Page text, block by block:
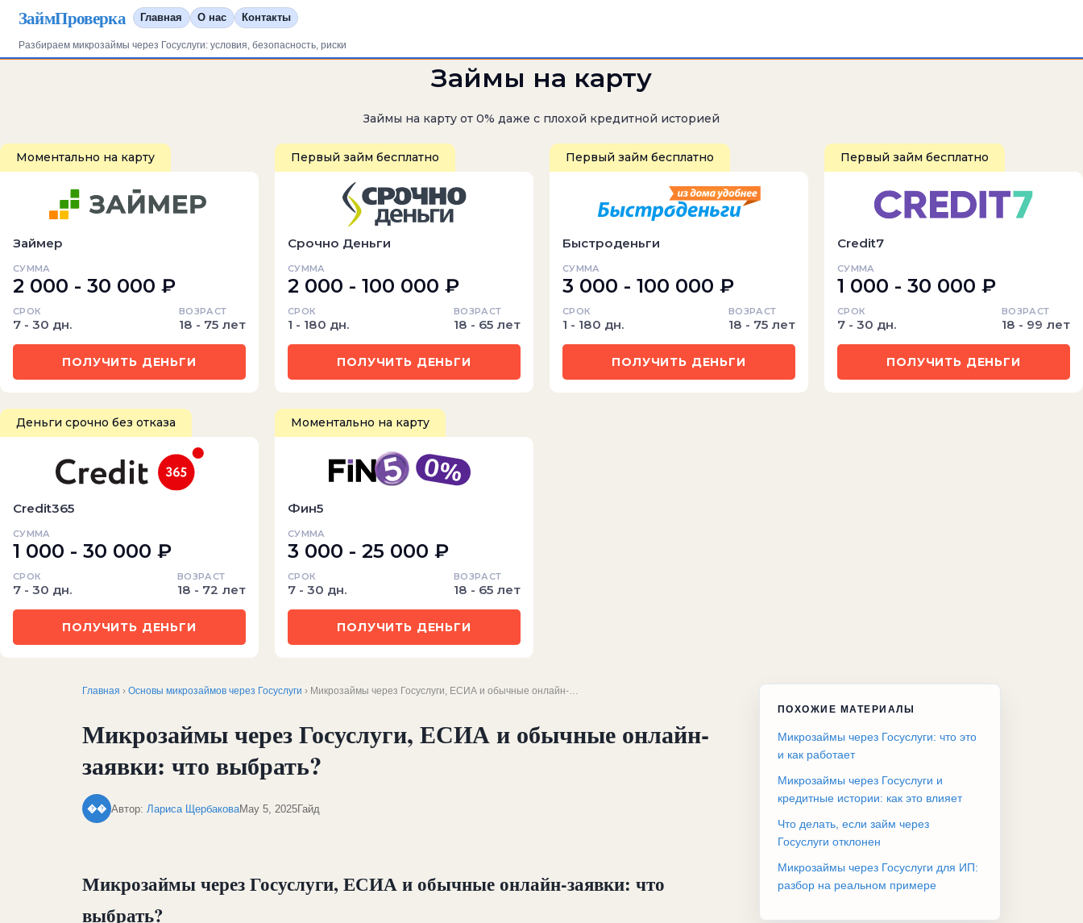
ЗаймПроверка Главная О нас Контакты
Разбираем микрозаймы через Госуслуги: условия, безопасность, риски
Займы на карту
Займы на карту от 0% даже с плохой кредитной историей
Моментально на карту
Займер
СУММА
2 000 - 30 000 ₽
СРОК
7 - 30 дн.
ВОЗРАСТ
18 - 75 лет
ПОЛУЧИТЬ ДЕНЬГИ
Первый займ бесплатно
Срочно Деньги
СУММА
2 000 - 100 000 ₽
СРОК
1 - 180 дн.
ВОЗРАСТ
18 - 65 лет
ПОЛУЧИТЬ ДЕНЬГИ
Первый займ бесплатно
Быстроденьги
СУММА
3 000 - 100 000 ₽
СРОК
1 - 180 дн.
ВОЗРАСТ
18 - 75 лет
ПОЛУЧИТЬ ДЕНЬГИ
Первый займ бесплатно
Credit7
СУММА
1 000 - 30 000 ₽
СРОК
7 - 30 дн.
ВОЗРАСТ
18 - 99 лет
ПОЛУЧИТЬ ДЕНЬГИ
Деньги срочно без отказа
Credit365
СУММА
1 000 - 30 000 ₽
СРОК
7 - 30 дн.
ВОЗРАСТ
18 - 72 лет
ПОЛУЧИТЬ ДЕНЬГИ
Моментально на карту
Фин5
СУММА
3 000 - 25 000 ₽
СРОК
7 - 30 дн.
ВОЗРАСТ
18 - 65 лет
ПОЛУЧИТЬ ДЕНЬГИ
Главная › Основы микрозаймов через Госуслуги › Микрозаймы через Госуслуги, ЕСИА и обычные онлайн-…
Микрозаймы через Госуслуги, ЕСИА и обычные онлайн-
заявки: что выбрать?
�� Автор: Лариса ЩербаковаMay 5, 2025Гайд
Микрозаймы через Госуслуги, ЕСИА и обычные онлайн-заявки: что
выбрать?
ПОХОЖИЕ МАТЕРИАЛЫ
Микрозаймы через Госуслуги: что это
и как работает
Микрозаймы через Госуслуги и
кредитные истории: как это влияет
Что делать, если займ через
Госуслуги отклонен
Микрозаймы через Госуслуги для ИП:
разбор на реальном примере